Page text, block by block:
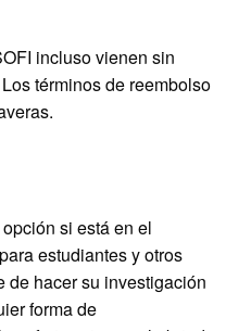
incluso vienen sin
términos de reembolso
si está en el
estudiantes y otros
de hacer su investigación
forma de